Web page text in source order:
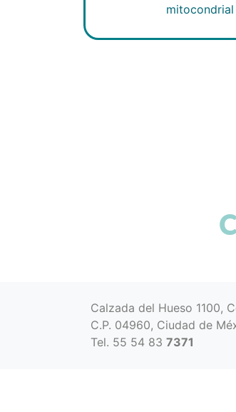
mitocondrial
Calzada del Hueso 1100,
C.P. 04960, Ciudad de
Tel. 55 54 83 7371